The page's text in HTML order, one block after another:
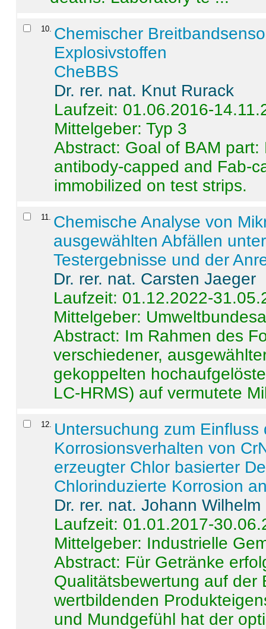
10 Chemischer
Explosivstoffen
CheBBS
Dr. rer. nat. Knut Rurack
Laufzeit: 01.06.2016-
Mittelgeber: Typ 3
Abstract: Goal of BAM
antibody-capped and Fab-
immobilized on test strips.
11
Chemische Analyse von
ausgewählten Abfällen
Testergebnisse und der
Dr. rer. nat. Carsten Jaeger
Laufzeit: 01.12.2022-
Mittelgeber:
Abstract: Im Rahmen des
verschiedener,
gekoppelten
LC-HRMS) auf vermutete
12
Untersuchung zum
Korrosionsverhalten von
erzeugter Chlor basierter
Chlorinduzierte Korrosion
Dr. rer. nat. Johann
Laufzeit: 01.01.2017-
Mittelgeber: Industrielle
Abstract: Für Getränke
Qualitätsbewertung auf der
wertbildenden
und Mundgefühl hat der